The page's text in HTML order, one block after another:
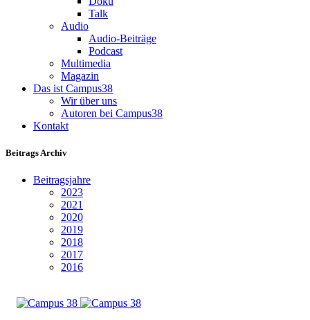
Talk
Audio
Audio-Beiträge
Podcast
Multimedia
Magazin
Das ist Campus38
Wir über uns
Autoren bei Campus38
Kontakt
Beitrags Archiv
Beitragsjahre
2023
2021
2020
2019
2018
2017
2016